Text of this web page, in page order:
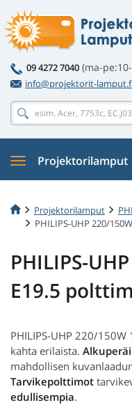
09 4272 7040 (ma-
info@projektorit-
Projektorilamput
Projektorilamput
PHILIPS-UHP 220/
PHILIPS-
E19.5
PHILIPS-UHP 220/
kahta erilaista.
mahdollisen
Tarvikepolttimot
edullisempia.